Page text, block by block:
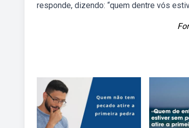
responde, dizendo: “quem dentre vós